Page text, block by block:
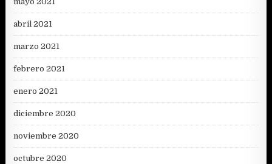
abril 2021
marzo 2021
febrero 2021
enero 2021
diciembre 2020
noviembre 2020
octubre 2020